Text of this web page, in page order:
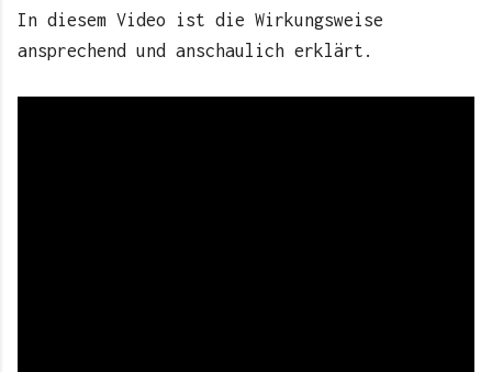
In diesem Video ist die Wirkungsweise
ansprechend und anschaulich erklärt.